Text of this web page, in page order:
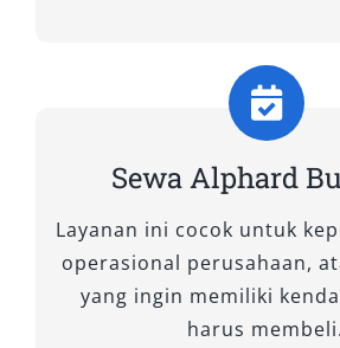
Toyota Alphard yang dapat
kebutuhan dan preferensi
digunakan dalam kondisi
penggunaan harian,
bulanan. Berikut adalah tipe-
kami sewakan:
Sewa Alphard
Layanan ini cocok untuk
operasional perusahaan,
yang ingin memiliki
harus membeli.